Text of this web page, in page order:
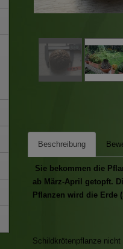
Beschreibung
Sie bekommen die
ab März-April getopft.
Pflanzen wird die Erde
Schildkrötenpflanze